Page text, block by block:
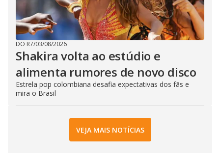
DO R7/03/08/2026
Shakira volta ao estúdio e
alimenta rumores de novo disco
Estrela pop colombiana desafia expectativas dos fãs e
mira o Brasil
VEJA MAIS NOTÍCIAS